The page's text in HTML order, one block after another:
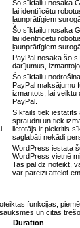
Šo sīkfailu nosaka
lai identificētu
ļaunprātīgiem
Šo sīkfailu nosaka
lai identificētu
ļaunprātīgiem
PayPal nosaka šo
darījumus,
Šo sīkfailu
PayPal maksājumu
izmantots, lai veiktu
PayPal.
Sīkfails tiek iestatīts
spraudni un tiek
lietotājs ir piekritis
saglabāti nekādi
WordPress iestata
WordPress vietnē
Tas palīdz noteikt,
var pareizi attēlot
funkcijas,
un citas
Duration